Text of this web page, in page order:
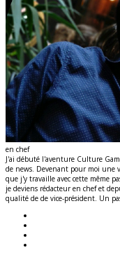
en chef
J'ai débuté l'aventure Culture
de news. Devenant pour moi
que j'y travaille avec cette même
je deviens rédacteur en chef et
qualité de de vice-président. Un